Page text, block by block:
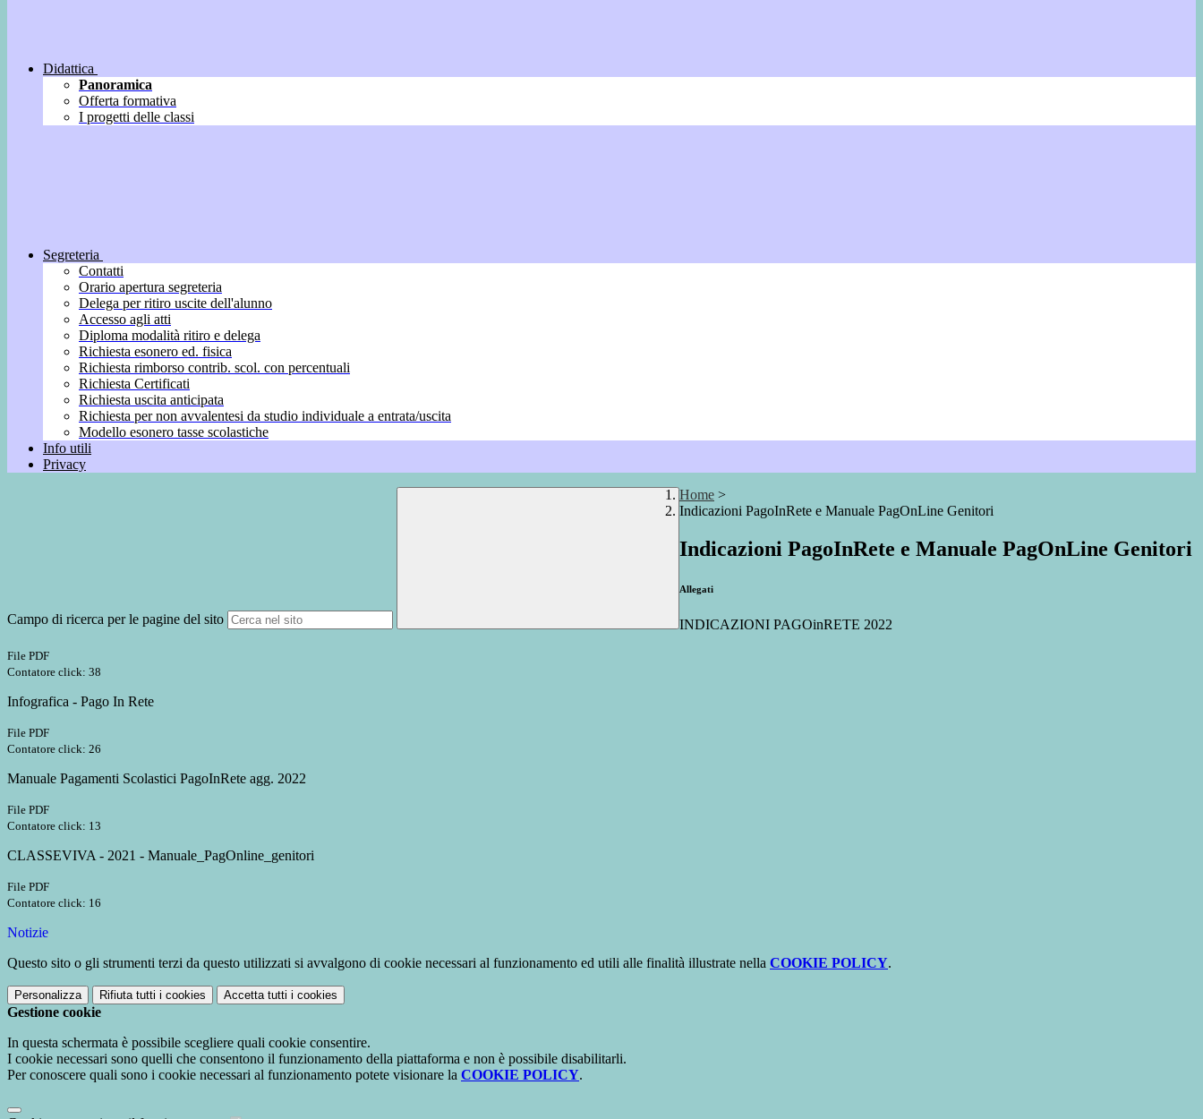
Didattica
Panoramica
Offerta formativa
I progetti delle classi
Segreteria
Contatti
Orario apertura segreteria
Delega per ritiro uscite dell'alunno
Accesso agli atti
Diploma modalità ritiro e delega
Richiesta esonero ed. fisica
Richiesta rimborso contrib. scol. con percentuali
Richiesta Certificati
Richiesta uscita anticipata
Richiesta per non avvalentesi da studio individuale a entrata/uscita
Modello esonero tasse scolastiche
Info utili
Privacy
Campo di ricerca per le pagine del sito
Home >
Indicazioni PagoInRete e Manuale PagOnLine Genitori
Indicazioni PagoInRete e Manuale PagOnLine Genitori
Allegati
INDICAZIONI PAGOinRETE 2022
File PDF
Contatore click: 38
Infografica - Pago In Rete
File PDF
Contatore click: 26
Manuale Pagamenti Scolastici PagoInRete agg. 2022
File PDF
Contatore click: 13
CLASSEVIVA - 2021 - Manuale_PagOnline_genitori
File PDF
Contatore click: 16
Notizie
Questo sito o gli strumenti terzi da questo utilizzati si avvalgono di cookie necessari al funzionamento ed utili alle finalità illustrate nella COOKIE POLICY.
Personalizza Rifiuta tutti i cookies Accetta tutti i cookies
Gestione cookie
In questa schermata è possibile scegliere quali cookie consentire.
I cookie necessari sono quelli che consentono il funzionamento della piattaforma e non è possibile disabilitarli.
Per conoscere quali sono i cookie necessari al funzionamento potete visionare la COOKIE POLICY.